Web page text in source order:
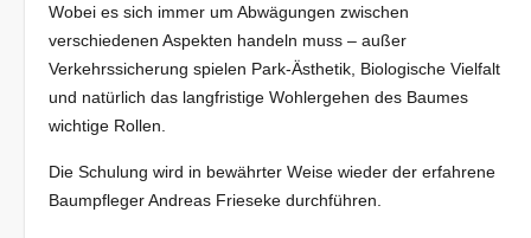
Wobei es sich immer um Abwägungen zwischen
verschiedenen Aspekten handeln muss – außer
Verkehrssicherung spielen Park-Ästhetik, Biologische Vielfalt
und natürlich das langfristige Wohlergehen des Baumes
wichtige Rollen.
Die Schulung wird in bewährter Weise wieder der erfahrene
Baumpfleger Andreas Frieseke durchführen.